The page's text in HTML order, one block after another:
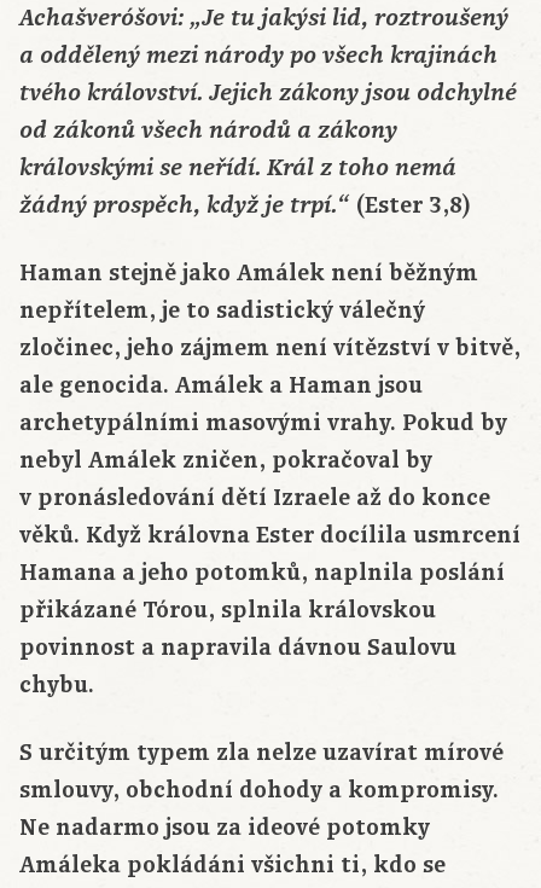
Achašveróšovi: „Je tu jakýsi lid, roztroušený
a oddělený mezi národy po všech krajinách
tvého království. Jejich zákony jsou odchylné
od zákonů všech národů a zákony
královskými se neřídí. Král z toho nemá
žádný prospěch, když je trpí.“ (Ester 3,8)
Haman stejně jako Amálek není běžným
nepřítelem, je to sadistický válečný
zločinec, jeho zájmem není vítězství v bitvě,
ale genocida. Amálek a Haman jsou
archetypálními masovými vrahy. Pokud by
nebyl Amálek zničen, pokračoval by
v pronásledování dětí Izraele až do konce
věků. Když královna Ester docílila usmrcení
Hamana a jeho potomků, naplnila poslání
přikázané Tórou, splnila královskou
povinnost a napravila dávnou Saulovu
chybu.
S určitým typem zla nelze uzavírat mírové
smlouvy, obchodní dohody a kompromisy.
Ne nadarmo jsou za ideové potomky
Amáleka pokládáni všichni ti, kdo se